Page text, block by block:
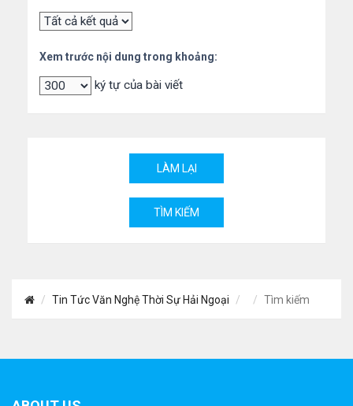
Xem trước nội dung trong khoảng:
ký tự của bài viết
Tin Tức Văn Nghệ Thời Sự Hải Ngoại Tìm kiếm